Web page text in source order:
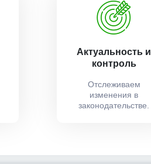
Актуальность и
контроль
Отслеживаем
изменения в
законодательстве.